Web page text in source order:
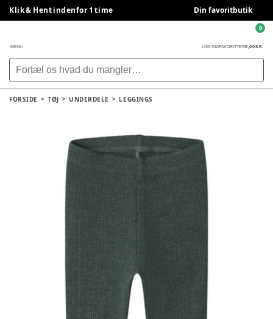
Klik & Hent indenfor 1 time Din favoritbutik
MENU LOG INDFAVORITTER0,00 KR.
0
FORSIDE TØJ UNDERDELE LEGGINGS